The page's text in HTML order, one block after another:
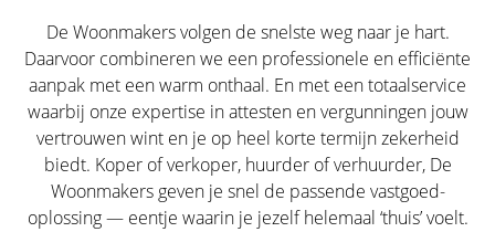
De Woonmakers volgen de snelste weg naar je hart.
Daarvoor combineren we een professionele en efficiënte
aanpak met een warm onthaal. En met een totaalservice
waarbij onze expertise in attesten en vergunningen jouw
vertrouwen wint en je op heel korte termijn zekerheid
biedt. Koper of verkoper, huurder of verhuurder, De
Woonmakers geven je snel de passende vastgoed-
oplossing — eentje waarin je jezelf helemaal ‘thuis’ voelt.